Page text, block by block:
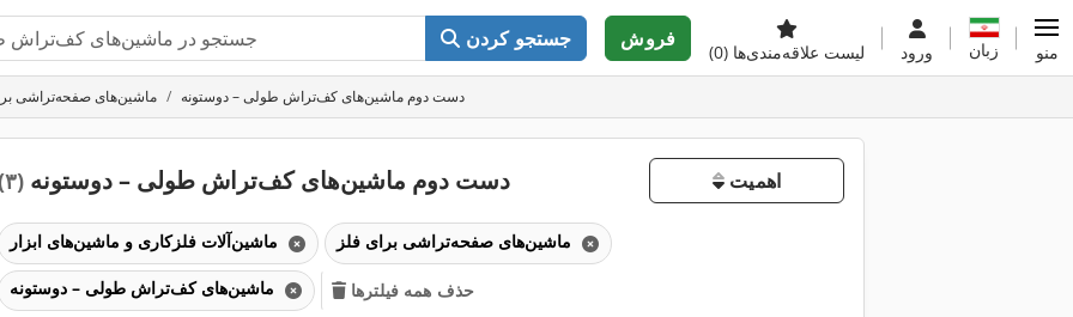
جستجو کردن فروش
لیست علاقه‌مندی‌ها (0) ورود زبان منو
ماشین‌های صفحه‌تراشی دست دوم ماشین‌های کف‌تراش طولی – دوستونه
دست دوم ماشین‌های کف‌تراش طولی – دوستونه (۳) اهمیت
حذف همه فیلترها